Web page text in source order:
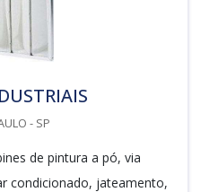
- SP
de pintura a pó, via
condicionado, jateamento,